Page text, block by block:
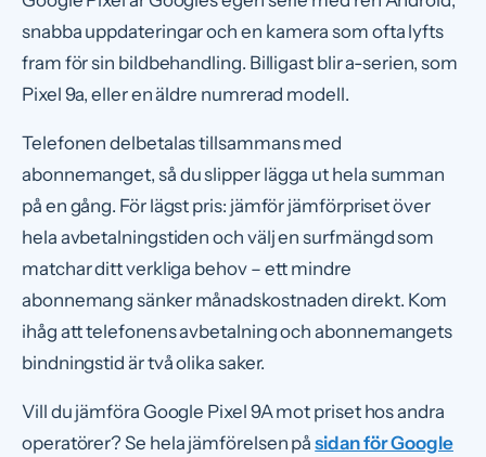
snabba uppdateringar och en kamera som ofta lyfts
fram för sin bildbehandling. Billigast blir a-serien, som
Pixel 9a, eller en äldre numrerad modell.
Telefonen delbetalas tillsammans med
abonnemanget, så du slipper lägga ut hela summan
på en gång. För lägst pris: jämför jämförpriset över
hela avbetalningstiden och välj en surfmängd som
matchar ditt verkliga behov – ett mindre
abonnemang sänker månadskostnaden direkt. Kom
ihåg att telefonens avbetalning och abonnemangets
bindningstid är två olika saker.
Vill du jämföra Google Pixel 9A mot priset hos andra
operatörer? Se hela jämförelsen påsidan för Google